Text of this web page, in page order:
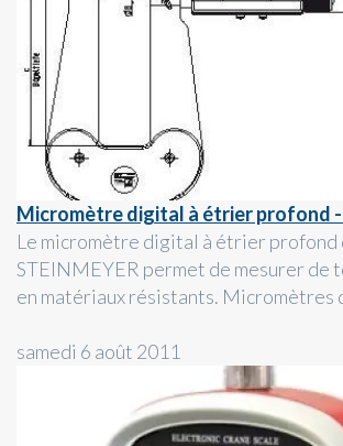
Micromètre digital à étrier profond
Le micromètre digital à étrier profond
STEINMEYER permet de mesurer de
en matériaux résistants. Micromètres
samedi 6 août 2011